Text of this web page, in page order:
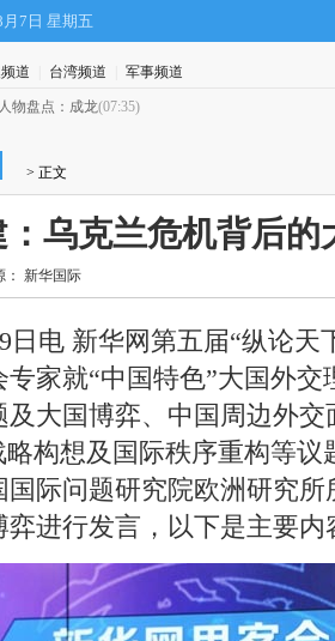
7日 星期五
道 台湾频道 军事频道
物盘点：成龙(07:35)
> 正文
乌克兰危机背后的
： 新华国际
电 新华网第五届“纵论天
专家就“中国特色”大国外
及大国博弈、中国周边外
略构想及国际秩序重构等
际问题研究院欧洲研究
进行发言，以下是主要内